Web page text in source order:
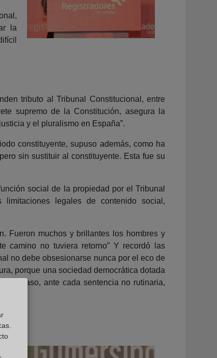
la
tributo al Tribunal Constitucional, entre
supremo de la Constitución, asegura la
y el pluralismo en España”.
constituyente, supuso además, como ha
sin sustituir al constituyente. Esta fue su
social de la propiedad por el Tribunal
limitaciones legales de contenido social,
Fueron muchos y brillantes los hombres y
camino no tuviera retorno” Y recordó las
no debe obsesionarse nunca por el eco de
porque una sociedad democrática dotada
caso, ante cada sentencia no rutinaria,